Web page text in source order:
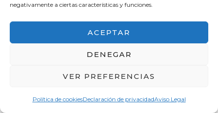
negativamente a ciertas características y funciones.
ACEPTAR
DENEGAR
VER PREFERENCIAS
Política de cookiesDeclaración de privacidadAviso Legal
viajar por Alemania. ¡Ahorra tiempo y asegura tu
plaza!
Seguro de viaje:No te la juegues en
Europa. Por ser lector del blog, tienes un
5% de descuento en tu seguro IATI aquí